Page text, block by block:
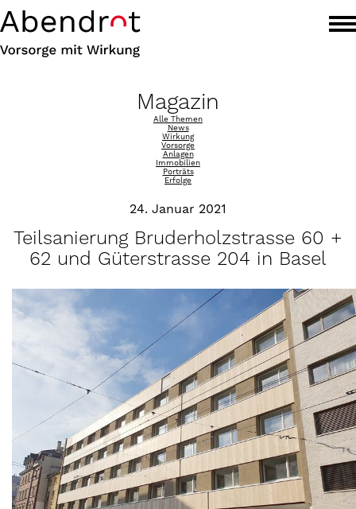
Magazin
Alle Themen
News
Wirkung
Vorsorge
Anlagen
Immobilien
Porträts
Erfolge
24. Januar 2021
Teilsanierung Bruderholzstrasse 60 +
62 und Güterstrasse 204 in Basel